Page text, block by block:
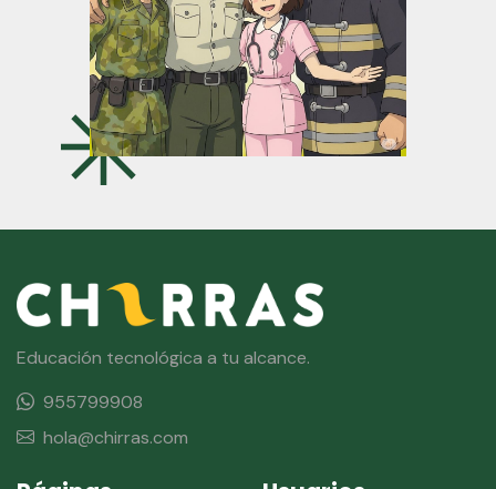
Educación tecnológica a tu alcance.
955799908
hola@chirras.com